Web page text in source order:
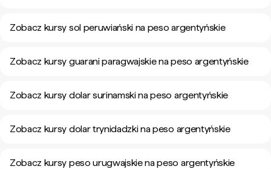
Zobacz kursy sol peruwiański na peso argentyńskie
Zobacz kursy guarani paragwajskie na peso argentyńskie
Zobacz kursy dolar surinamski na peso argentyńskie
Zobacz kursy dolar trynidadzki na peso argentyńskie
Zobacz kursy peso urugwajskie na peso argentyńskie